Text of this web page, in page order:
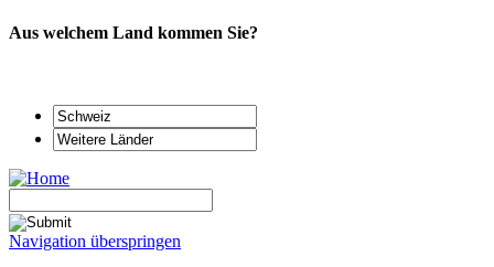
Aus welchem Land kommen Sie?
Navigation überspringen